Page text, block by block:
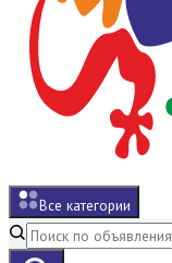
Все категории